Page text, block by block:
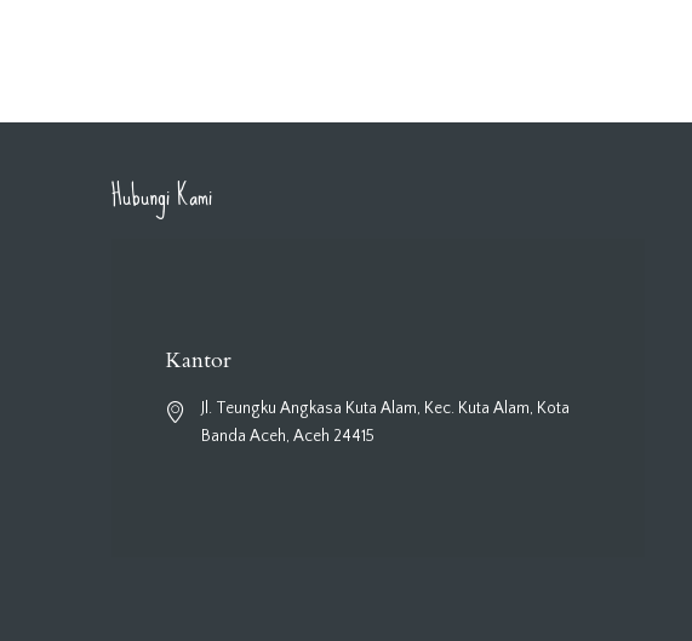
Hubungi Kami
Kantor
Jl. Teungku Angkasa Kuta Alam, Kec. Kuta Alam, Kota
Banda Aceh, Aceh 24415